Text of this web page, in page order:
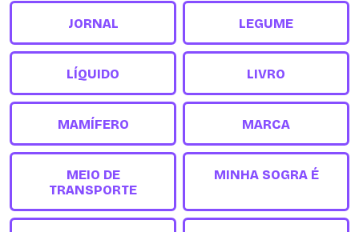
JORNAL LEGUME
LÍQUIDO LIVRO
MAMÍFERO MARCA
MEIO DE
TRANSPORTE
MINHA SOGRA É